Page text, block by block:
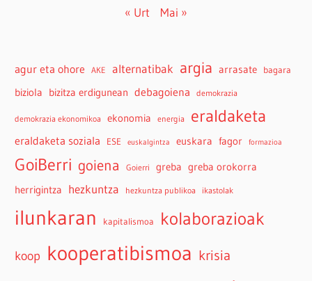
« Urt Mai »
agur eta ohore AKE alternatibak argia arrasate bagara
biziola bizitza erdigunean debagoiena demokrazia
demokrazia ekonomikoa ekonomia energia eraldaketa
eraldaketa soziala ESE euskalgintza euskara fagor formazioa
GoiBerri goiena Goierri greba greba orokorra
herrigintza
hezkuntza hezkuntza publikoa ikastolak
ilunkaran kapitalismoa kolaborazioak
koop kooperatibismoa krisia